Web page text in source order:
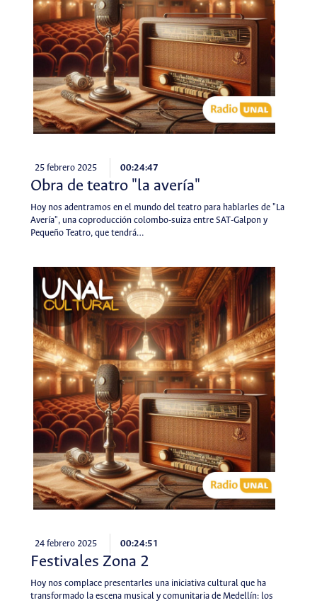
25 febrero 2025 00:24:47
Obra de teatro "la avería"
Hoy nos adentramos en el mundo del teatro para hablarles de "La
Avería", una coproducción colombo-suiza entre SAT-Galpon y
Pequeño Teatro, que tendrá…
24 febrero 2025 00:24:51
Festivales Zona 2
Hoy nos complace presentarles una iniciativa cultural que ha
transformado la escena musical y comunitaria de Medellín: los